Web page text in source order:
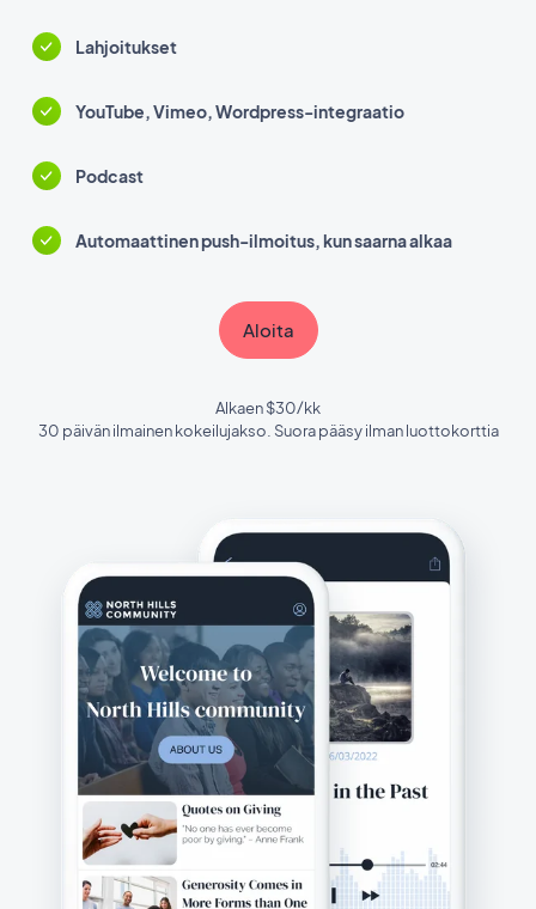
Lahjoitukset
YouTube, Vimeo, Wordpress-integraatio
Podcast
Automaattinen push-ilmoitus, kun saarna alkaa
Aloita
Alkaen $30/kk
30 päivän ilmainen kokeilujakso. Suora pääsy ilman luottokorttia